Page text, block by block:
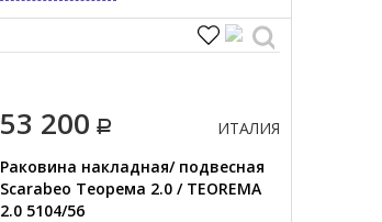
53 200
ИТАЛИЯ
Раковина накладная/ подвесная
Scarabeo Теорема 2.0 / TEOREMA
2.0 5104/56